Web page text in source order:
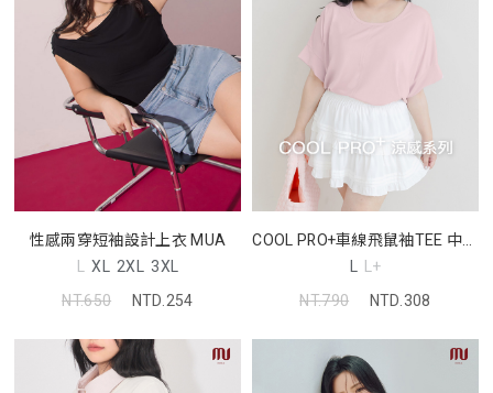
性感兩穿短袖設計上衣 MUA
L XL 2XL 3XL
NT.650
NTD.254
COOL PRO+車線飛鼠袖TEE 中大
尺碼上衣
L L+
NT.790
NTD.308